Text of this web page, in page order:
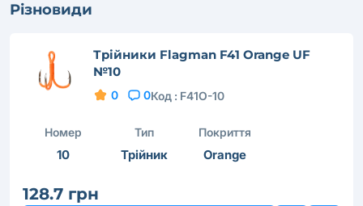
Різновиди
Трійники Flagman F41 Orange UF
№10
0 0Код : F41O-10
Номер
10
Тип
Трійник
Покриття
Orange
128.7 грн